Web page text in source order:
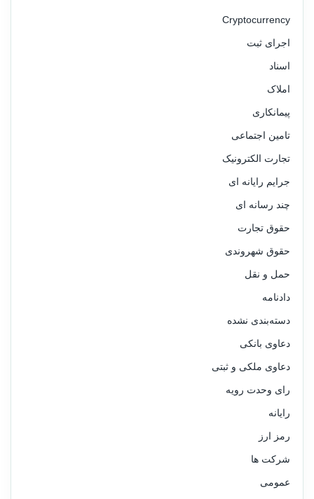
Cryptocurrency
اجرای ثبت
اسناد
املاک
پیمانکاری
تامین اجتماعی
تجارت الکترونیک
جرایم رایانه ای
چند رسانه ای
حقوق تجارت
حقوق شهروندی
حمل و نقل
دادنامه
دسته‌بندی نشده
دعاوی بانکی
دعاوی ملکی و ثبتی
رای وحدت رویه
رایانه
رمز ارز
شرکت ها
عمومی